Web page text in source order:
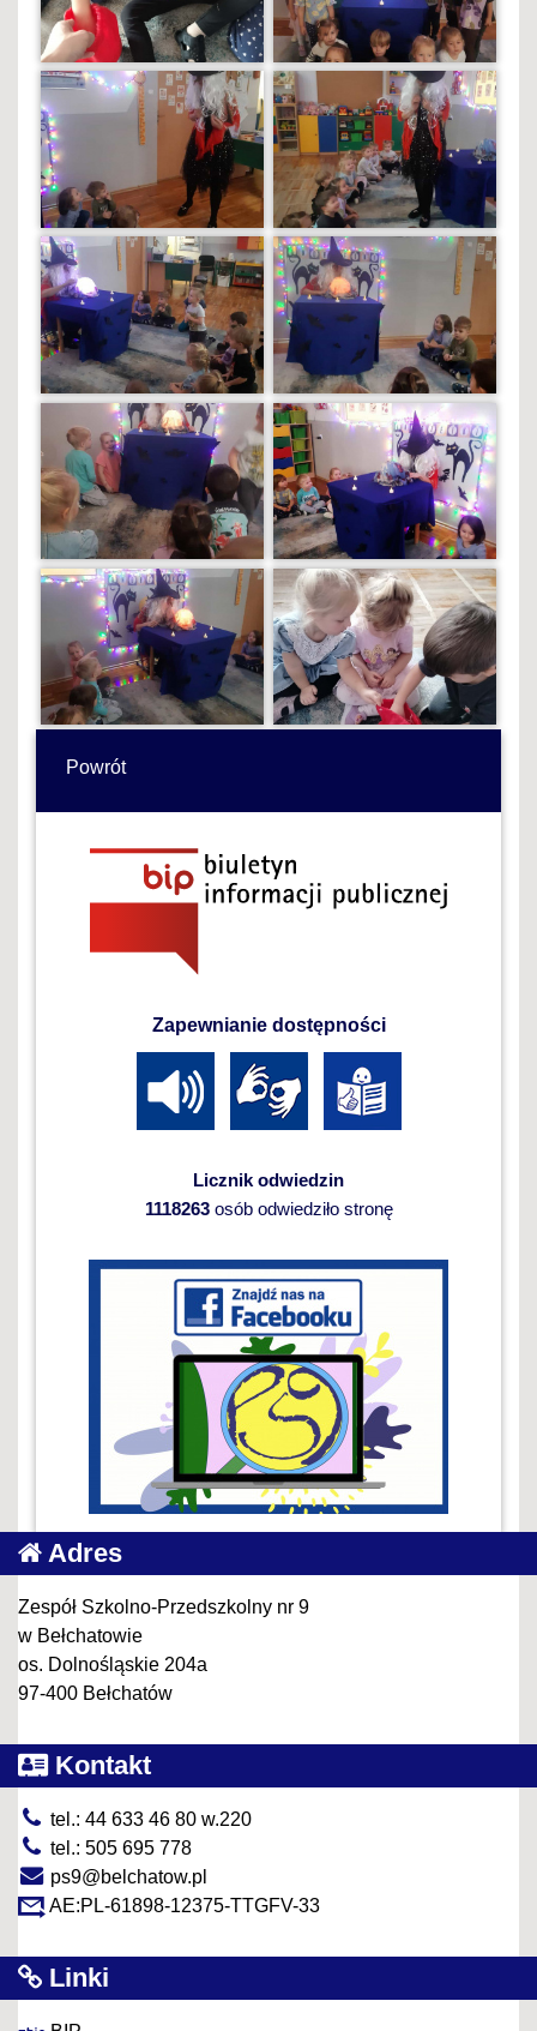
Powrót
Zapewnianie dostępności
Licznik odwiedzin
1118263osób odwiedziło stronę
Adres
Zespół Szkolno-Przedszkolny nr 9
w Bełchatowie
os. Dolnośląskie 204a
97-400 Bełchatów
Kontakt
tel.: 44 633 46 80 w.220
tel.: 505 695 778
ps9@belchatow.pl
AE:PL-61898-12375-TTGFV-33
Linki